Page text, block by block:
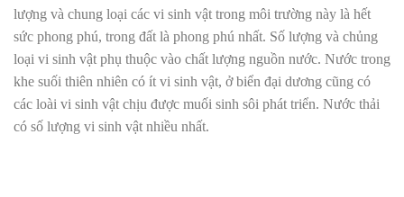
lượng và chung loại các vi sinh vật trong môi trường này là hết
sức phong phú, trong đất là phong phú nhất. Số lượng và chủng
loại vi sinh vật phụ thuộc vào chất lượng nguồn nước. Nước trong
khe suối thiên nhiên có ít vi sinh vật, ở biển đại dương cũng có
các loài vi sinh vật chịu được muối sinh sôi phát triển. Nước thải
có số lượng vi sinh vật nhiều nhất.